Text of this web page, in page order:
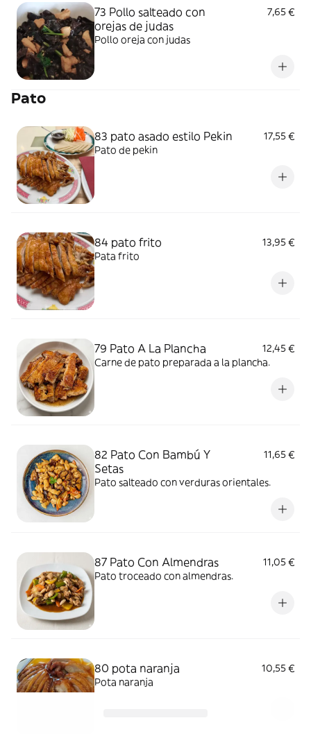
73 Pollo salteado con
orejas de judas
7,65 €
Pollo oreja con judas
Pato
83 pato asado estilo Pekin
17,55 €
Pato de pekin
84 pato frito
13,95 €
Pata frito
79 Pato A La Plancha
12,45 €
Carne de pato preparada a la plancha.
82 Pato Con Bambú Y
Setas
11,65 €
Pato salteado con verduras orientales.
87 Pato Con Almendras
11,05 €
Pato troceado con almendras.
80 pota naranja
10,55 €
Pota naranja